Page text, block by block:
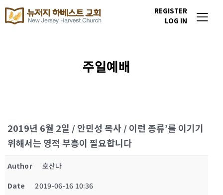
REGISTER
LOG IN
주일예배
2019년 6월 2일 / 안민성 목사 / 이런 종류’를 이기기
위해서는 영적 부흥이 필요합니다
Author
호산나
Date
2019-06-16 10:36